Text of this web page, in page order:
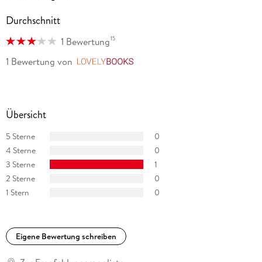
Durchschnitt
1 Bewertung15
1 Bewertung von
Übersicht
5 Sterne
0
4 Sterne
0
3 Sterne
1
2 Sterne
0
1 Stern
0
Eigene Bewertung schreiben